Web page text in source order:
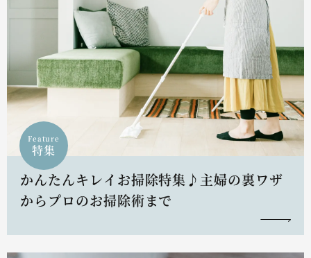
Feature
特集
かんたんキレイお掃除特集♪主婦の裏ワザ
からプロのお掃除術まで